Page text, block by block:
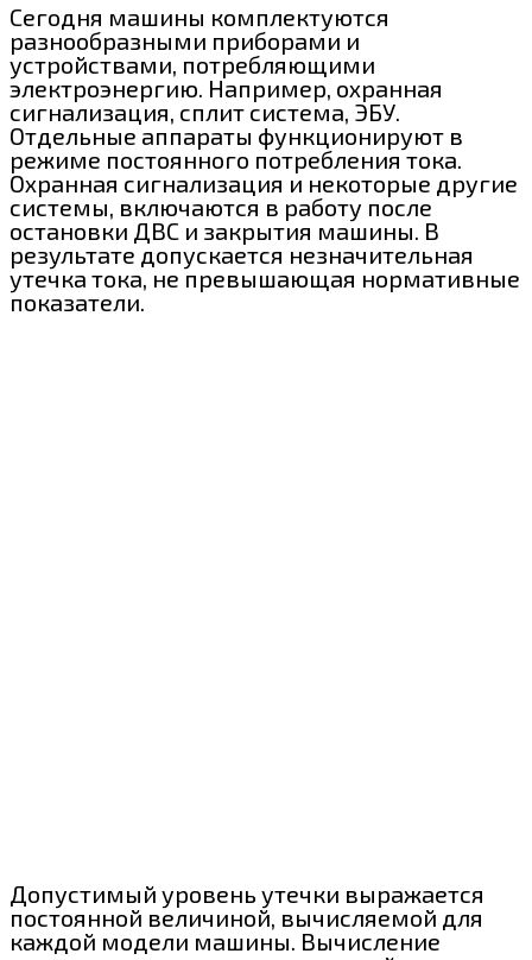
Сегодня машины комплектуются
разнообразными приборами и
устройствами, потребляющими
электроэнергию. Например, охранная
сигнализация, сплит система, ЭБУ.
Отдельные аппараты функционируют в
режиме постоянного потребления тока.
Охранная сигнализация и некоторые другие
системы, включаются в работу после
остановки ДВС и закрытия машины. В
результате допускается незначительная
утечка тока, не превышающая нормативные
показатели.
Допустимый уровень утечки выражается
постоянной величиной, вычисляемой для
каждой модели машины. Вычисление